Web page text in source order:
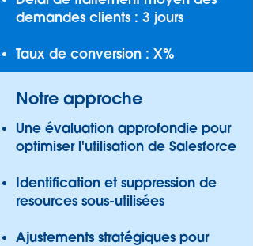
demandes clients : 3 jours
Taux de conversion : X%
Notre approche
Une évaluation approfondie pour
optimiser l'utilisation de Salesforce
Identification et suppression de
resources sous-utilisées
Ajustements stratégiques pour